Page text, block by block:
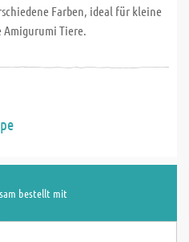
Farben, ideal für kleine
Amigurumi Tiere.
bestellt mit